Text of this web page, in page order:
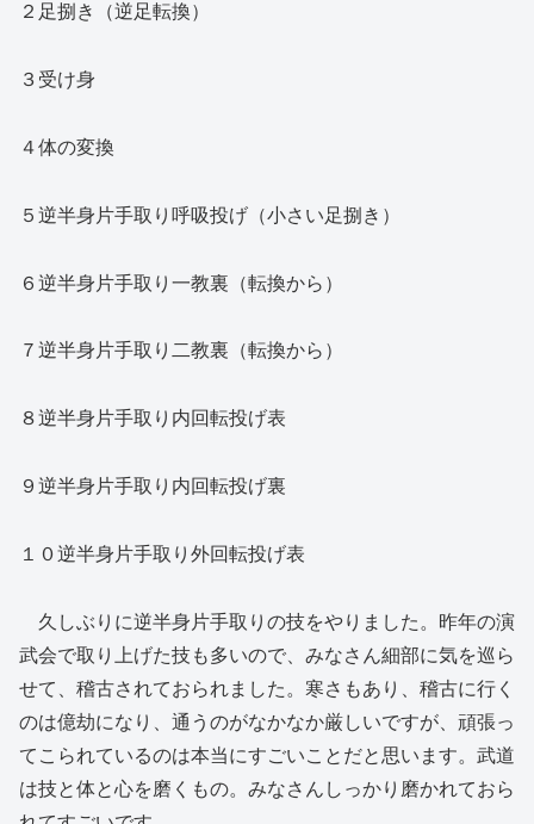
２足捌き（逆足転換）
３受け身
４体の変換
５逆半身片手取り呼吸投げ（小さい足捌き）
６逆半身片手取り一教裏（転換から）
７逆半身片手取り二教裏（転換から）
８逆半身片手取り内回転投げ表
９逆半身片手取り内回転投げ裏
１０逆半身片手取り外回転投げ表
久しぶりに逆半身片手取りの技をやりました。昨年の演
武会で取り上げた技も多いので、みなさん細部に気を巡ら
せて、稽古されておられました。寒さもあり、稽古に行く
のは億劫になり、通うのがなかなか厳しいですが、頑張っ
てこられているのは本当にすごいことだと思います。武道
は技と体と心を磨くもの。みなさんしっかり磨かれておら